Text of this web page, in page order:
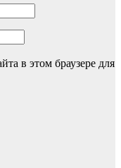
в этом браузере для